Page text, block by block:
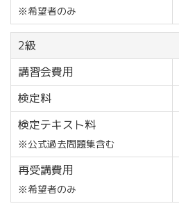
※希望者のみ
2級
講習会費用
検定料
検定テキスト料
※公式過去問題集含む
再受講費用
※希望者のみ